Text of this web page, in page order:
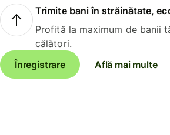
Trimite bani în străinătate,
Profită la maximum de banii
călători.
Înregistrare
Află mai multe